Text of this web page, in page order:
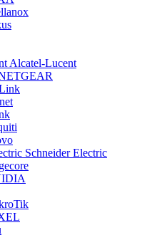
Alcatel-Lucent
Schneider Electric